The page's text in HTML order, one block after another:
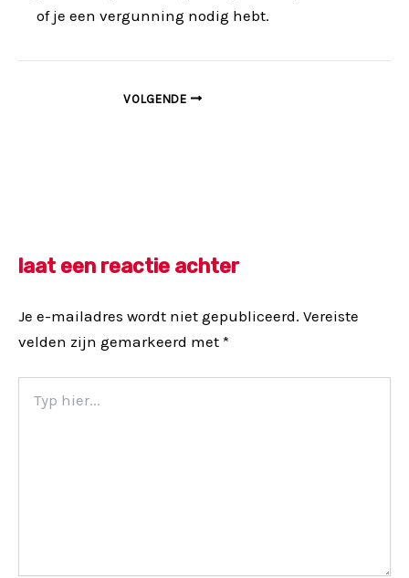
of je een vergunning nodig hebt.
VOLGENDE
laat een reactie achter
Je e-mailadres wordt niet gepubliceerd. Vereiste
velden zijn gemarkeerd met *
hier...